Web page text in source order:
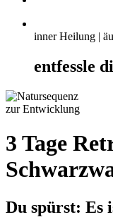
inner Heilung |
entfessle
3 Tage
Du spürst: Es